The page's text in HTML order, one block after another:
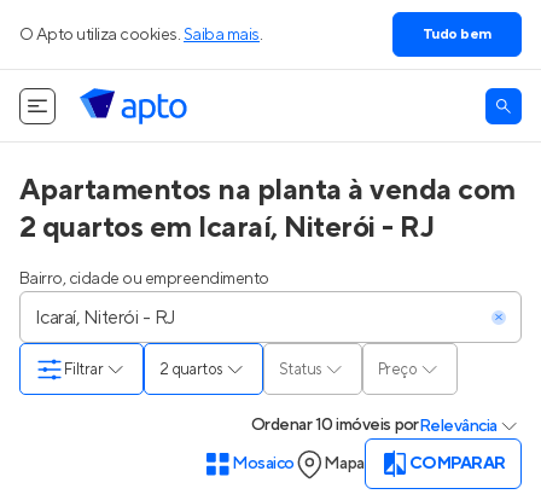
O Apto utiliza cookies. Saiba mais. Tudo bem
Apartamentos na planta à venda com
2 quartos em Icaraí, Niterói - RJ
Bairro, cidade ou empreendimento
2 quartos Status Preço
Filtrar
Ordenar10 imóveis porRelevância
Mosaico
Mapa COMPARAR